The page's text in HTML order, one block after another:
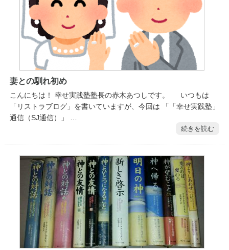
妻との馴れ初め
こんにちは！ 幸せ実践塾塾長の赤木あつしです。 いつもは
「リストラブログ」を書いていますが、今回は 「「幸せ実践塾」
通信（SJ通信）」 …
続きを読む